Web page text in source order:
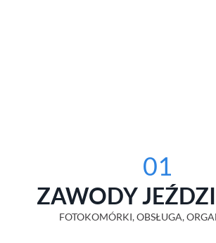
01
ZAWODY
FOTOKOMÓRKI, OBSŁUGA,